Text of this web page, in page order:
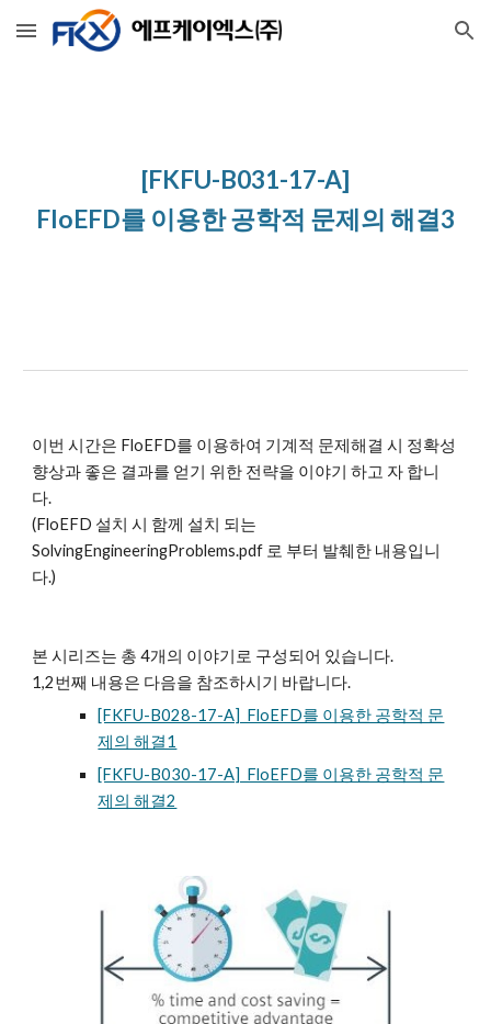
Skip to main content Skip to navigation
[FKFU-B031-17-A]
FloEFD를 이용한 공학적 문제의 해결3
이번 시간은 FloEFD를 이용하여 기계적 문제해결 시 정확성
향상과 좋은 결과를 얻기 위한 전략을 이야기 하고 자 합니
다.
(FloEFD 설치 시 함께 설치 되는
SolvingEngineeringProblems.pdf 로 부터 발췌한 내용입니
다.)
본 시리즈는 총 4개의 이야기로 구성되어 있습니다.
1,2번째 내용은 다음을 참조하시기 바랍니다.
[FKFU-B028-17-A]  FloEFD를 이용한 공학적 문
제의 해결1
[FKFU-B030-17-A]  FloEFD를 이용한 공학적 문
제의 해결2